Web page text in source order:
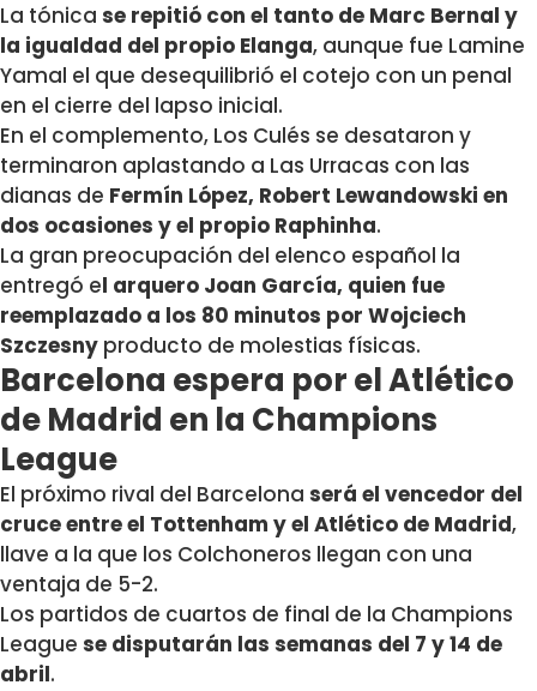
La tónica se repitió con el tanto de Marc Bernal y
la igualdad del propio Elanga, aunque fue Lamine
Yamal el que desequilibrió el cotejo con un penal
en el cierre del lapso inicial.
En el complemento, Los Culés se desataron y
terminaron aplastando a Las Urracas con las
dianas de Fermín López, Robert Lewandowski en
dos ocasiones y el propio Raphinha.
La gran preocupación del elenco español la
entregó el arquero Joan García, quien fue
reemplazado a los 80 minutos por Wojciech
Szczesny producto de molestias físicas.
Barcelona espera por el Atlético
de Madrid en la Champions
League
El próximo rival del Barcelona será el vencedor del
cruce entre el Tottenham y el Atlético de Madrid,
llave a la que los Colchoneros llegan con una
ventaja de 5-2.
Los partidos de cuartos de final de la Champions
League se disputarán las semanas del 7 y 14 de
abril.